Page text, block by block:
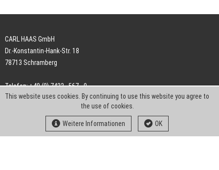
CARL HAAS GmbH
Dr.-Konstantin-Hank-Str. 18
78713 Schramberg
Telefon: +49 (0) 7422 . 567 - 0
Telefax: +49 (0) 7422 . 567 - 239
info-ch@kern-liebers.com
This website uses cookies. By continuing to use this website you agree to
the use of cookies.
Weitere Informationen OK